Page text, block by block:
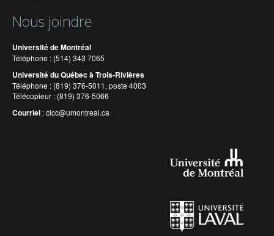
Nous joindre
Université de Montréal
Téléphone : (514) 343 7065
Université du Québec à Trois-Rivières
Téléphone : (819) 376-5011, poste 4003
Télécopieur : (819) 376-5066
Courriel :cicc@umontreal.ca